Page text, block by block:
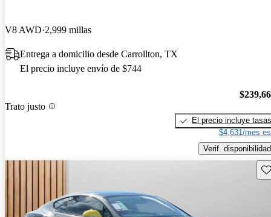
V8 AWD 2,999 millas
Entrega a domicilio desde Carrollton, TX
El precio incluye envío de $744
Trato justo
El precio incluye tasas
$4,631/mes
Verif. disponibilidad